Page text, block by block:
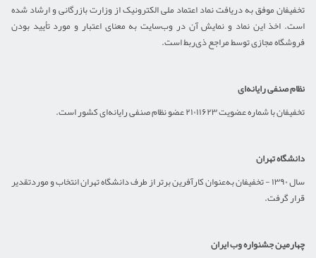
تخفیفان موفق به دریافت نماد اعتماد ملی الکترونیک از وزارت بازرگانی و ارشاد شده
است. اخذ این نماد و نمایش آن در وب‌سایت به معنای اعتبار و مورد تأیید بودن
فروشگاه مجازی توسط مراجع ذی‌ربط است.
نظام صنفی رایانه‌ای
تخفیفان با شماره عضویت ۲۱۰۱۱۶۲۳ عضو نظام صنفی رایانه‌ای کشور است.
دانشگاه تهران
سال ۱۳۹۰ - تخفیفان به‌عنوان کارآفرین برتر از طرف دانشگاه تهران انتخاب و موردتقدیر
قرار گرفت.
چهارمین جشنواره وب ایران